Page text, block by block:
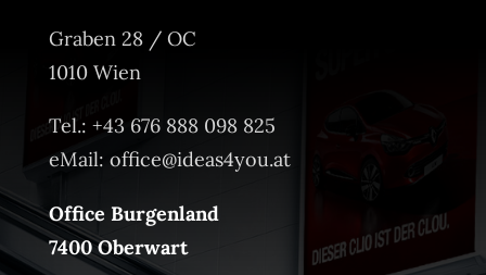
Graben 28 / OC
1010 Wien
Tel.: +43 676 888 098 825
eMail: office@ideas4you.at
Office Burgenland
7400 Oberwart